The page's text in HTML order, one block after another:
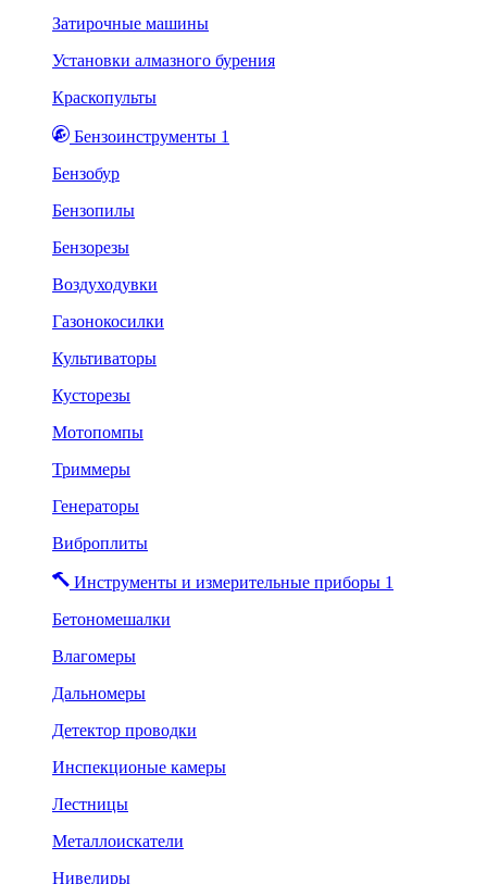
Затирочные машины
Установки алмазного бурения
Краскопульты
Бензоинструменты 1
Бензобур
Бензопилы
Бензорезы
Воздуходувки
Газонокосилки
Культиваторы
Кусторезы
Мотопомпы
Триммеры
Генераторы
Виброплиты
Инструменты и измерительные приборы 1
Бетономешалки
Влагомеры
Дальномеры
Детектор проводки
Инспекционые камеры
Лестницы
Металлоискатели
Нивелиры